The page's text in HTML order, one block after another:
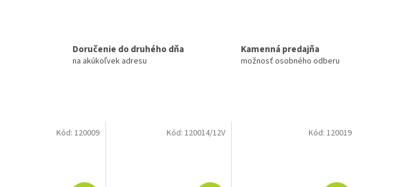
Doručenie do druhého dňa
na akúkoľvek adresu
Kamenná predajňa
možnosť osobného odberu
Kód: 120009 Kód:120014/12V Kód: 120019